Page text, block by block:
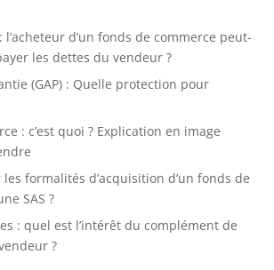
d’un fonds de commerce peut-
les dettes du vendeur ?
(GAP) : Quelle protection pour
: c’est quoi ? Explication en image
formalités d’acquisition d’un fonds de
SAS ?
: quel est l’intérêt du complément de
?